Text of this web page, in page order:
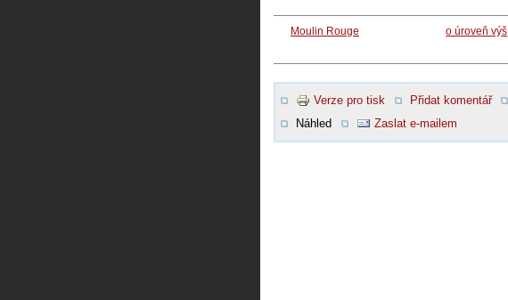
Moulin Rouge o úroveň výš
Verze pro tisk Přidat komentář
Náhled
Zaslat e-mailem